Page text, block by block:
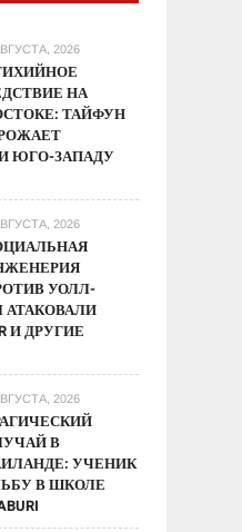
2026
НА
ТАЙФУН
ЮГО-ЗАПАДУ
2026
УОЛЛ-
АТАКОВАЛИ
И ДРУГИЕ
2026
В
УЧЕНИК
В ШКОЛЕ